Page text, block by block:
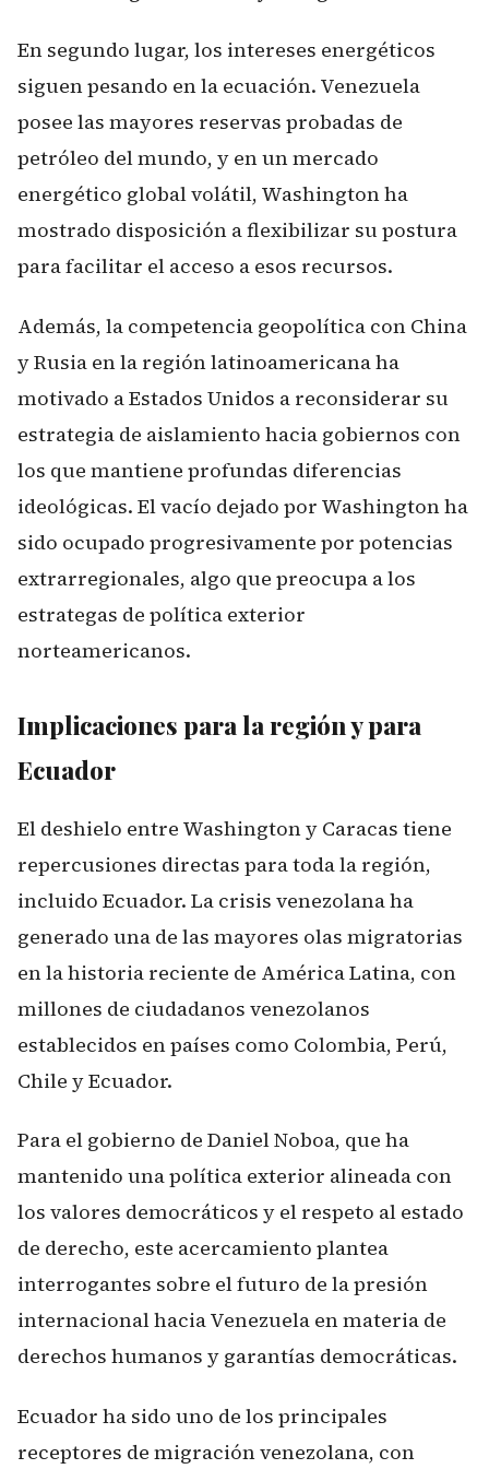
En segundo lugar, los intereses energéticos
siguen pesando en la ecuación. Venezuela
posee las mayores reservas probadas de
petróleo del mundo, y en un mercado
energético global volátil, Washington ha
mostrado disposición a flexibilizar su postura
para facilitar el acceso a esos recursos.
Además, la competencia geopolítica con China
y Rusia en la región latinoamericana ha
motivado a Estados Unidos a reconsiderar su
estrategia de aislamiento hacia gobiernos con
los que mantiene profundas diferencias
ideológicas. El vacío dejado por Washington ha
sido ocupado progresivamente por potencias
extrarregionales, algo que preocupa a los
estrategas de política exterior
norteamericanos.
Implicaciones para la región y para
Ecuador
El deshielo entre Washington y Caracas tiene
repercusiones directas para toda la región,
incluido Ecuador. La crisis venezolana ha
generado una de las mayores olas migratorias
en la historia reciente de América Latina, con
millones de ciudadanos venezolanos
establecidos en países como Colombia, Perú,
Chile y Ecuador.
Para el gobierno de Daniel Noboa, que ha
mantenido una política exterior alineada con
los valores democráticos y el respeto al estado
de derecho, este acercamiento plantea
interrogantes sobre el futuro de la presión
internacional hacia Venezuela en materia de
derechos humanos y garantías democráticas.
Ecuador ha sido uno de los principales
receptores de migración venezolana, con